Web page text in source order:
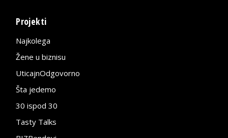
Projekti
Najkolega
Žene u biznisu
UticajnOdgovorno
Šta jedemo
30 ispod 30
Tasty Talks